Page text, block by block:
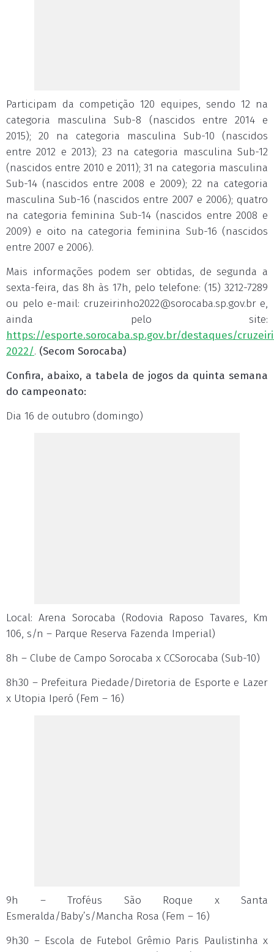
Participam da competição 120 equipes, sendo 12 na
categoria masculina Sub-8 (nascidos entre 2014 e
2015); 20 na categoria masculina Sub-10 (nascidos
entre 2012 e 2013); 23 na categoria masculina Sub-12
(nascidos entre 2010 e 2011); 31 na categoria masculina
Sub-14 (nascidos entre 2008 e 2009); 22 na categoria
masculina Sub-16 (nascidos entre 2007 e 2006); quatro
na categoria feminina Sub-14 (nascidos entre 2008 e
2009) e oito na categoria feminina Sub-16 (nascidos
entre 2007 e 2006).
Mais informações podem ser obtidas, de segunda a
sexta-feira, das 8h às 17h, pelo telefone: (15) 3212-7289
ou pelo e-mail: cruzeirinho2022@sorocaba.sp.gov.bre,
ainda pelo site:
https://esporte.sorocaba.sp.gov.br/destaques/
2022/. (Secom Sorocaba)
Confira, abaixo, a tabela de jogos da quinta semana
do campeonato:
Dia 16 de outubro (domingo)
Local: Arena Sorocaba (Rodovia Raposo Tavares, Km
106, s/n – Parque Reserva Fazenda Imperial)
8h – Clube de Campo Sorocaba x CCSorocaba (Sub-10)
8h30 – Prefeitura Piedade/Diretoria de Esporte e Lazer
x Utopia Iperó (Fem – 16)
9h – Troféus São Roque x Santa
Esmeralda/Baby’s/Mancha Rosa (Fem – 16)
9h30 – Escola de Futebol Grêmio Paris Paulistinha x